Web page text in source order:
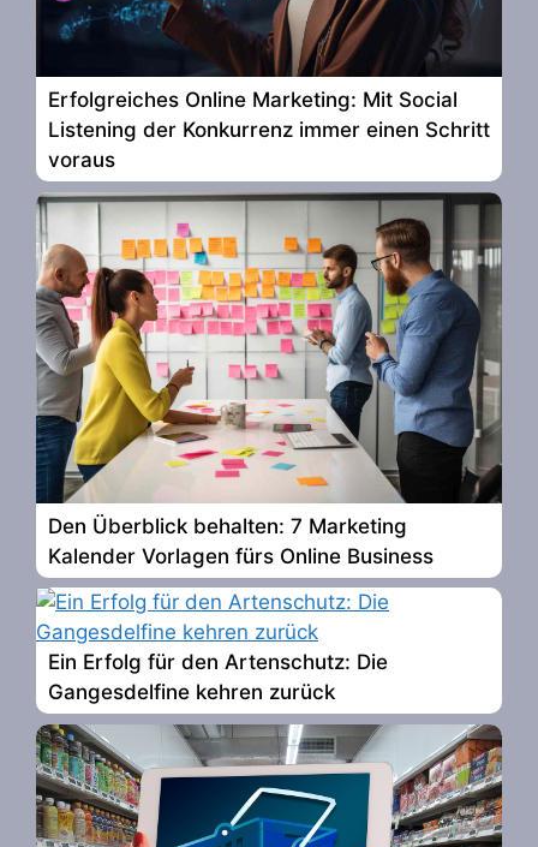
Erfolgreiches Online Marketing: Mit Social
Listening der Konkurrenz immer einen Schritt
voraus
Den Überblick behalten: 7 Marketing
Kalender Vorlagen fürs Online Business
Ein Erfolg für den Artenschutz: Die
Gangesdelfine kehren zurück